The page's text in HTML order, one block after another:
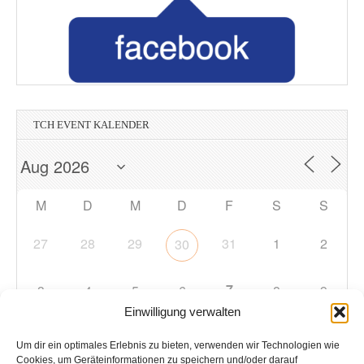
Einwilligung verwalten
Um dir ein optimales Erlebnis zu bieten, verwenden wir Technologien wie
Cookies, um Geräteinformationen zu speichern und/oder darauf
TCH EVENT KALENDER
M D M D F S S
27 28 29 30 31 1 2
3 4 5 6 7 8 9
10 11 12 13 14 15